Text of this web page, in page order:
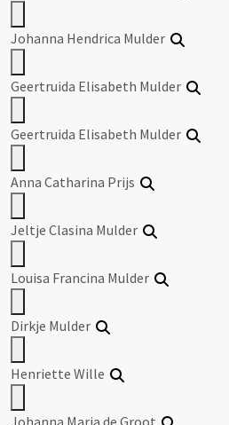
Johanna Hendrica Mulder
Geertruida Elisabeth Mulder
Geertruida Elisabeth Mulder
Anna Catharina Prijs
Jeltje Clasina Mulder
Louisa Francina Mulder
Dirkje Mulder
Henriette Wille
Johanna Maria de Groot